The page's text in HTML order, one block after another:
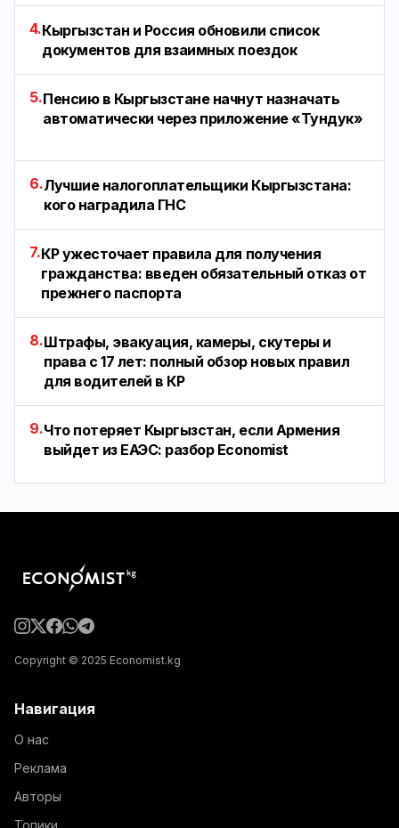
4.Кыргызстан и Россия обновили список
документов для взаимных поездок
5.Пенсию в Кыргызстане начнут назначать
автоматически через приложение «Тундук»
6.Лучшие налогоплательщики Кыргызстана:
кого наградила ГНС
7.КР ужесточает правила для получения
гражданства: введен обязательный отказ от
прежнего паспорта
8.Штрафы, эвакуация, камеры, скутеры и
права с 17 лет: полный обзор новых правил
для водителей в КР
9.Что потеряет Кыргызстан, если Армения
выйдет из ЕАЭС: разбор Economist
Copyright © 2025 Economist.kg
Навигация
О нас
Реклама
Авторы